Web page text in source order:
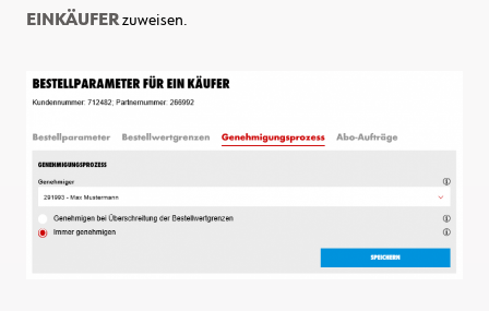
EINKÄUFERzuweisen.